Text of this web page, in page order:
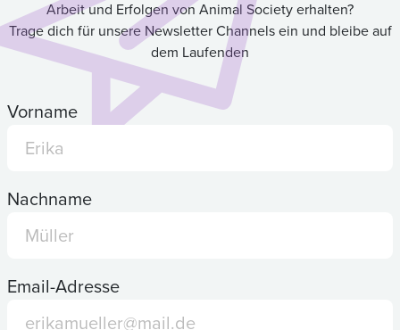
Arbeit und Erfolgen von Animal Society erhalten?
Trage dich für unsere Newsletter Channels ein und bleibe auf
dem Laufenden
Vorname
Nachname
Email-Adresse